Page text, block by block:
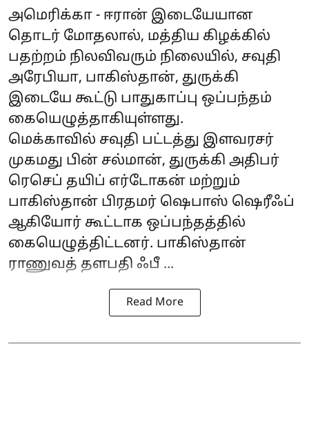
அமெரிக்கா - ஈரான் இடையேயான
தொடர் மோதலால், மத்திய கிழக்கில்
பதற்றம் நிலவிவரும் நிலையில், சவுதி
அரேபியா, பாகிஸ்தான், துருக்கி
இடையே கூட்டு பாதுகாப்பு ஒப்பந்தம்
கையெழுத்தாகியுள்ளது.
மெக்காவில் சவுதி பட்டத்து இளவரசர்
முகமது பின் சல்மான், துருக்கி அதிபர்
ரெசெப் தயிப் எர்டோகன் மற்றும்
பாகிஸ்தான் பிரதமர் ஷெபாஸ் ஷெரீஃப்
ஆகியோர் கூட்டாக ஒப்பந்தத்தில்
கையெழுத்திட்டனர். பாகிஸ்தான்
ராணுவத் தளபதி ஃபீ ...
Read More